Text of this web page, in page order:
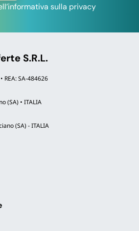
sulla privacy
S.R.L.
REA: SA-484626
(SA) • ITALIA
(SA) - ITALIA